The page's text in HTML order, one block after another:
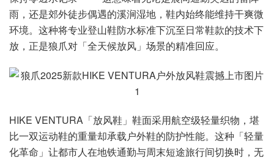
雨，还是郊外徒步偶遇的溪涧湿地，鞋内始终能维持干爽微
环境。这种将专业登山鞋防水标准下沉至日常鞋款的技术下
放，正是狼爪对「全天候放风」场景的精准回应。
HIKE VENTURA「放风鞋」鞋面采用航空级轻量织物，堪
比一双运动鞋的重量却承载户外鞋的防护性能。这种「轻量
化革命」让都市人在地铁通勤与周末短途旅行间切换时，无